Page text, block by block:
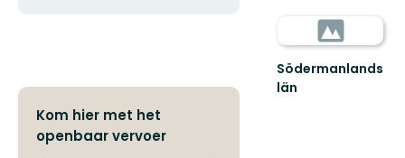
Kom hier met het
openbaar vervoer
Södermanlands
län